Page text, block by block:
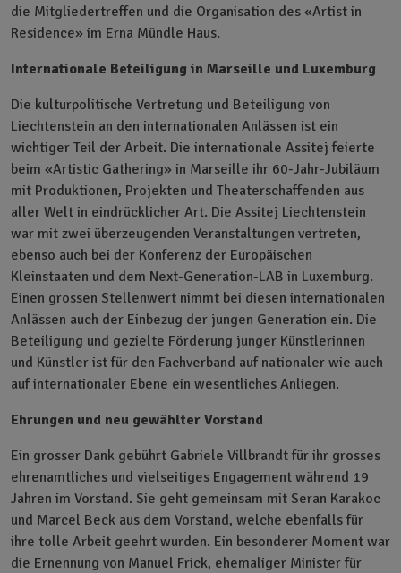
die Mitgliedertreffen und die Organisation des «Artist in
Residence» im Erna Mündle Haus.
Internationale Beteiligung in Marseille und Luxemburg
Die kulturpolitische Vertretung und Beteiligung von
Liechtenstein an den internationalen Anlässen ist ein
wichtiger Teil der Arbeit. Die internationale Assitej feierte
beim «Artistic Gathering» in Marseille ihr 60-Jahr-Jubiläum
mit Produktionen, Projekten und Theaterschaffenden aus
aller Welt in eindrücklicher Art. Die Assitej Liechtenstein
war mit zwei überzeugenden Veranstaltungen vertreten,
ebenso auch bei der Konferenz der Europäischen
Kleinstaaten und dem Next-Generation-LAB in Luxemburg.
Einen grossen Stellenwert nimmt bei diesen internationalen
Anlässen auch der Einbezug der jungen Generation ein. Die
Beteiligung und gezielte Förderung junger Künstlerinnen
und Künstler ist für den Fachverband auf nationaler wie auch
auf internationaler Ebene ein wesentliches Anliegen.
Ehrungen und neu gewählter Vorstand
Ein grosser Dank gebührt Gabriele Villbrandt für ihr grosses
ehrenamtliches und vielseitiges Engagement während 19
Jahren im Vorstand. Sie geht gemeinsam mit Seran Karakoc
und Marcel Beck aus dem Vorstand, welche ebenfalls für
ihre tolle Arbeit geehrt wurden. Ein besonderer Moment war
die Ernennung von Manuel Frick, ehemaliger Minister für